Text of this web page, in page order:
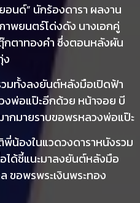
อนด์” นักร้องดารา ผลงาน
าพยนตร์โด่งดัง นางเอกคู่
กตาทองคำ ซึ่งตอนหลังผัน
ง
มทั้งลงยันต์หลังมือเปิดฟ้า
งพ่อแป๊ะอีกด้วย หน้าจอย บี
กมายราบขอพรหลวงพ่อแป๊ะ
น้องในแวดวงดาราหนังรวม
ได้ชี้แนะมาลงยันต์หลังมือ
ขอพรพระเงินพระทอง